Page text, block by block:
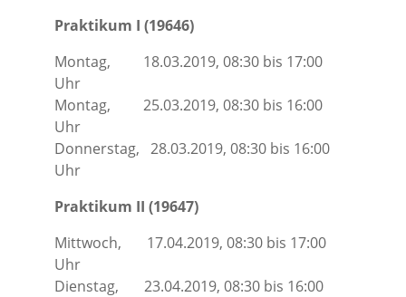
Praktikum I (19646)
Montag, 18.03.2019, 08:30 bis 17:00
Uhr
Montag, 25.03.2019, 08:30 bis 16:00
Uhr
Donnerstag, 28.03.2019, 08:30 bis 16:00
Uhr
Praktikum II (19647)
Mittwoch, 17.04.2019, 08:30 bis 17:00
Uhr
Dienstag, 23.04.2019, 08:30 bis 16:00